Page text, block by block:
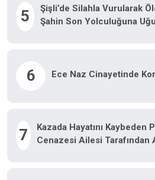
5
Şişli’de Silahla Vurularak
Şahin Son Yolculuğuna
6 Ece Naz Cinayetinde
7
Kazada Hayatını Kaybeden
Cenazesi Ailesi Tarafından